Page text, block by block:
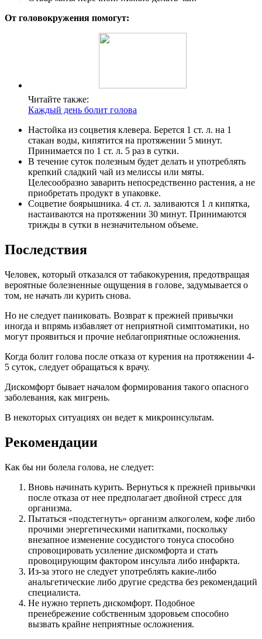
От головокружения помогут:
Читайте также:
Каждый день болит голова
Настойка из соцветия клевера. Берется 1 ст. л. на 1
стакан воды, кипятится на протяжении 5 минут.
Принимается по 1 ст. л. 5 раз в сутки.
В течение суток полезным будет делать и употреблять
крепкий сладкий чай из мелиссы или мяты.
Целесообразно заварить непосредственно растения, а не
приобретать продукт в упаковке.
Соцветие боярышника. 4 ст. л. заливаются 1 л кипятка,
настаиваются на протяжении 30 минут. Принимаются
трижды в сутки в незначительном объеме.
Последствия
Человек, который отказался от табакокурения, предотвращая
вероятные болезненные ощущения в голове, задумывается о
том, не начать ли курить снова.
Но не следует паниковать. Возврат к прежней привычки
иногда и впрямь избавляет от неприятной симптоматики, но
могут проявиться и прочие неблагоприятные осложнения.
Когда болит голова после отказа от курения на протяжении 4-
5 суток, следует обращаться к врачу.
Дискомфорт бывает началом формирования такого опасного
заболевания, как мигрень.
В некоторых ситуациях он ведет к микроинсультам.
Рекомендации
Как бы ни болела голова, не следует:
Вновь начинать курить. Вернуться к прежней привычки
после отказа от нее предполагает двойной стресс для
организма.
Пытаться «подстегнуть» организм алкоголем, кофе либо
прочими энергетическими напитками, поскольку
внезапное изменение сосудистого тонуса способно
спровоцировать усиление дискомфорта и стать
провоцирующим фактором инсульта либо инфаркта.
Из-за этого не следует употреблять какие-либо
анальгетические либо другие средства без рекомендаций
специалиста.
Не нужно терпеть дискомфорт. Подобное
пренебрежение собственным здоровьем способно
вызвать крайне неприятные осложнения.